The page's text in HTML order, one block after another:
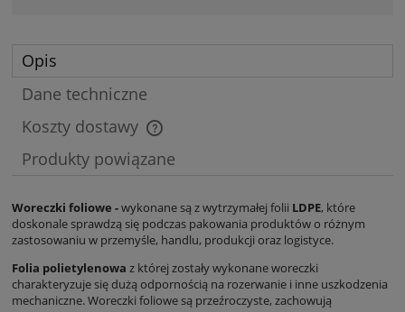
Opis
Dane techniczne
Koszty dostawy
Cena nie zawiera ewentualnych kosztów płatności
Produkty powiązane
Woreczki foliowe -wykonane są z wytrzymałej folii LDPE, które
doskonale sprawdzą się podczas pakowania produktów o różnym
zastosowaniu w przemyśle, handlu, produkcji oraz logistyce.
Folia polietylenowa z której zostały wykonane woreczki
charakteryzuje się dużą odpornością na rozerwanie i inne uszkodzenia
mechaniczne. Woreczki foliowe są przeźroczyste, zachowują